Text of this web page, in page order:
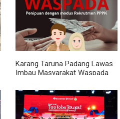
Karang Taruna Padang Lawas
Imbau Masyarakat Waspada